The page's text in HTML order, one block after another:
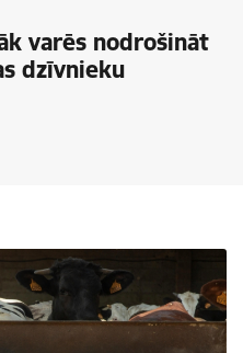
varēs nodrošināt
dzīvnieku